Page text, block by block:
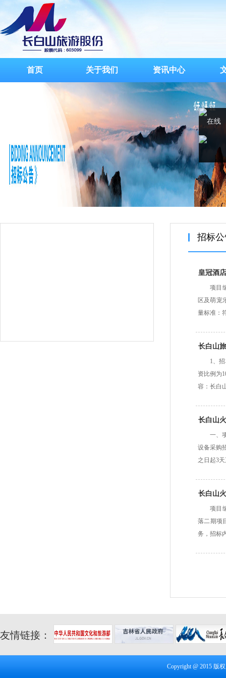
首页 关于我们 资讯中心
招标
皇冠酒
项目
区及萌宠
量标准：
长白山
1、
资比例为
容：长白
长白山
一、
设备采购
之日起3
长白山
项目
落二期项
务，招标
友情链接：
Copyright @ 2015 版
在线